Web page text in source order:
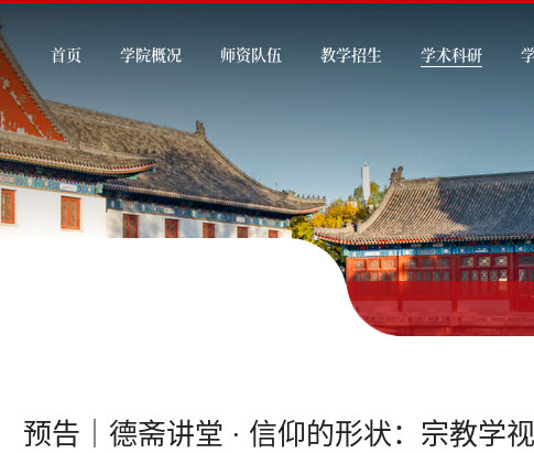
首页 学院概况 师资队伍 教学招生 学术科研
预告｜德斋讲堂 · 信仰的形状：宗教学